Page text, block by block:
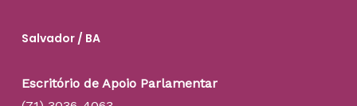
Salvador / BA
Escritório de Apoio Parlamentar